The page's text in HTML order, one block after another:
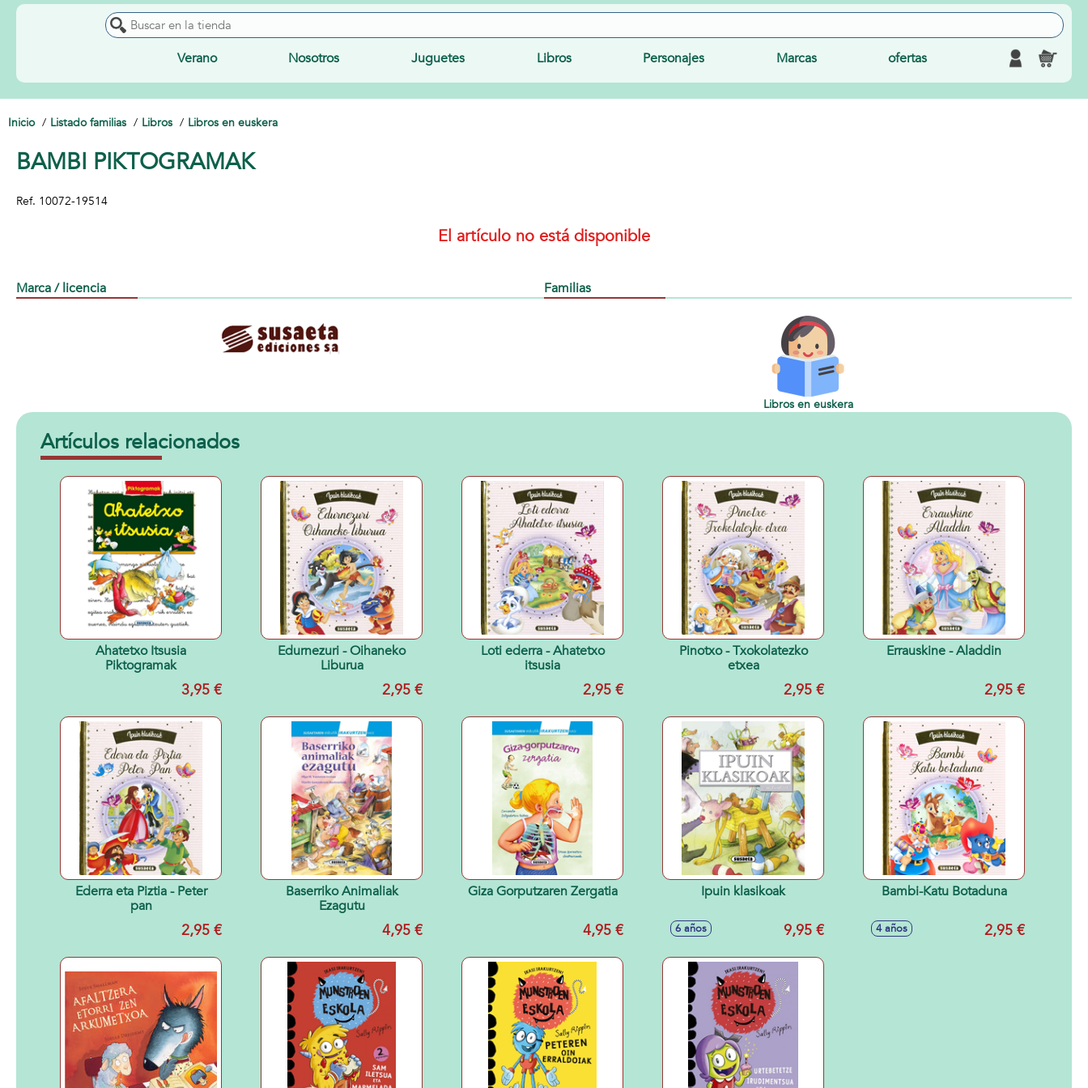
Verano Nosotros Juguetes Libros Personajes Marcas ofertas
Inicio Listado familias Libros Libros en euskera
BAMBI PIKTOGRAMAK
Ref. 10072-19514
El artículo no está disponible
Marca / licencia Familias
Libros en euskera
Artículos relacionados
Ahatetxo Itsusia
Piktogramak
3,95 €
Edurnezuri - Oihaneko
Liburua
2,95 €
Loti ederra - Ahatetxo
itsusia
2,95 €
Pinotxo - Txokolatezko
etxea
2,95 €
Errauskine - Aladdin
2,95 €
Ederra eta Piztia - Peter
pan
2,95 €
Baserriko Animaliak
Ezagutu
4,95 €
Giza Gorputzaren Zergatia
4,95 €
Ipuin klasikoak
6 años 9,95 €
Bambi-Katu Botaduna
4 años 2,95 €